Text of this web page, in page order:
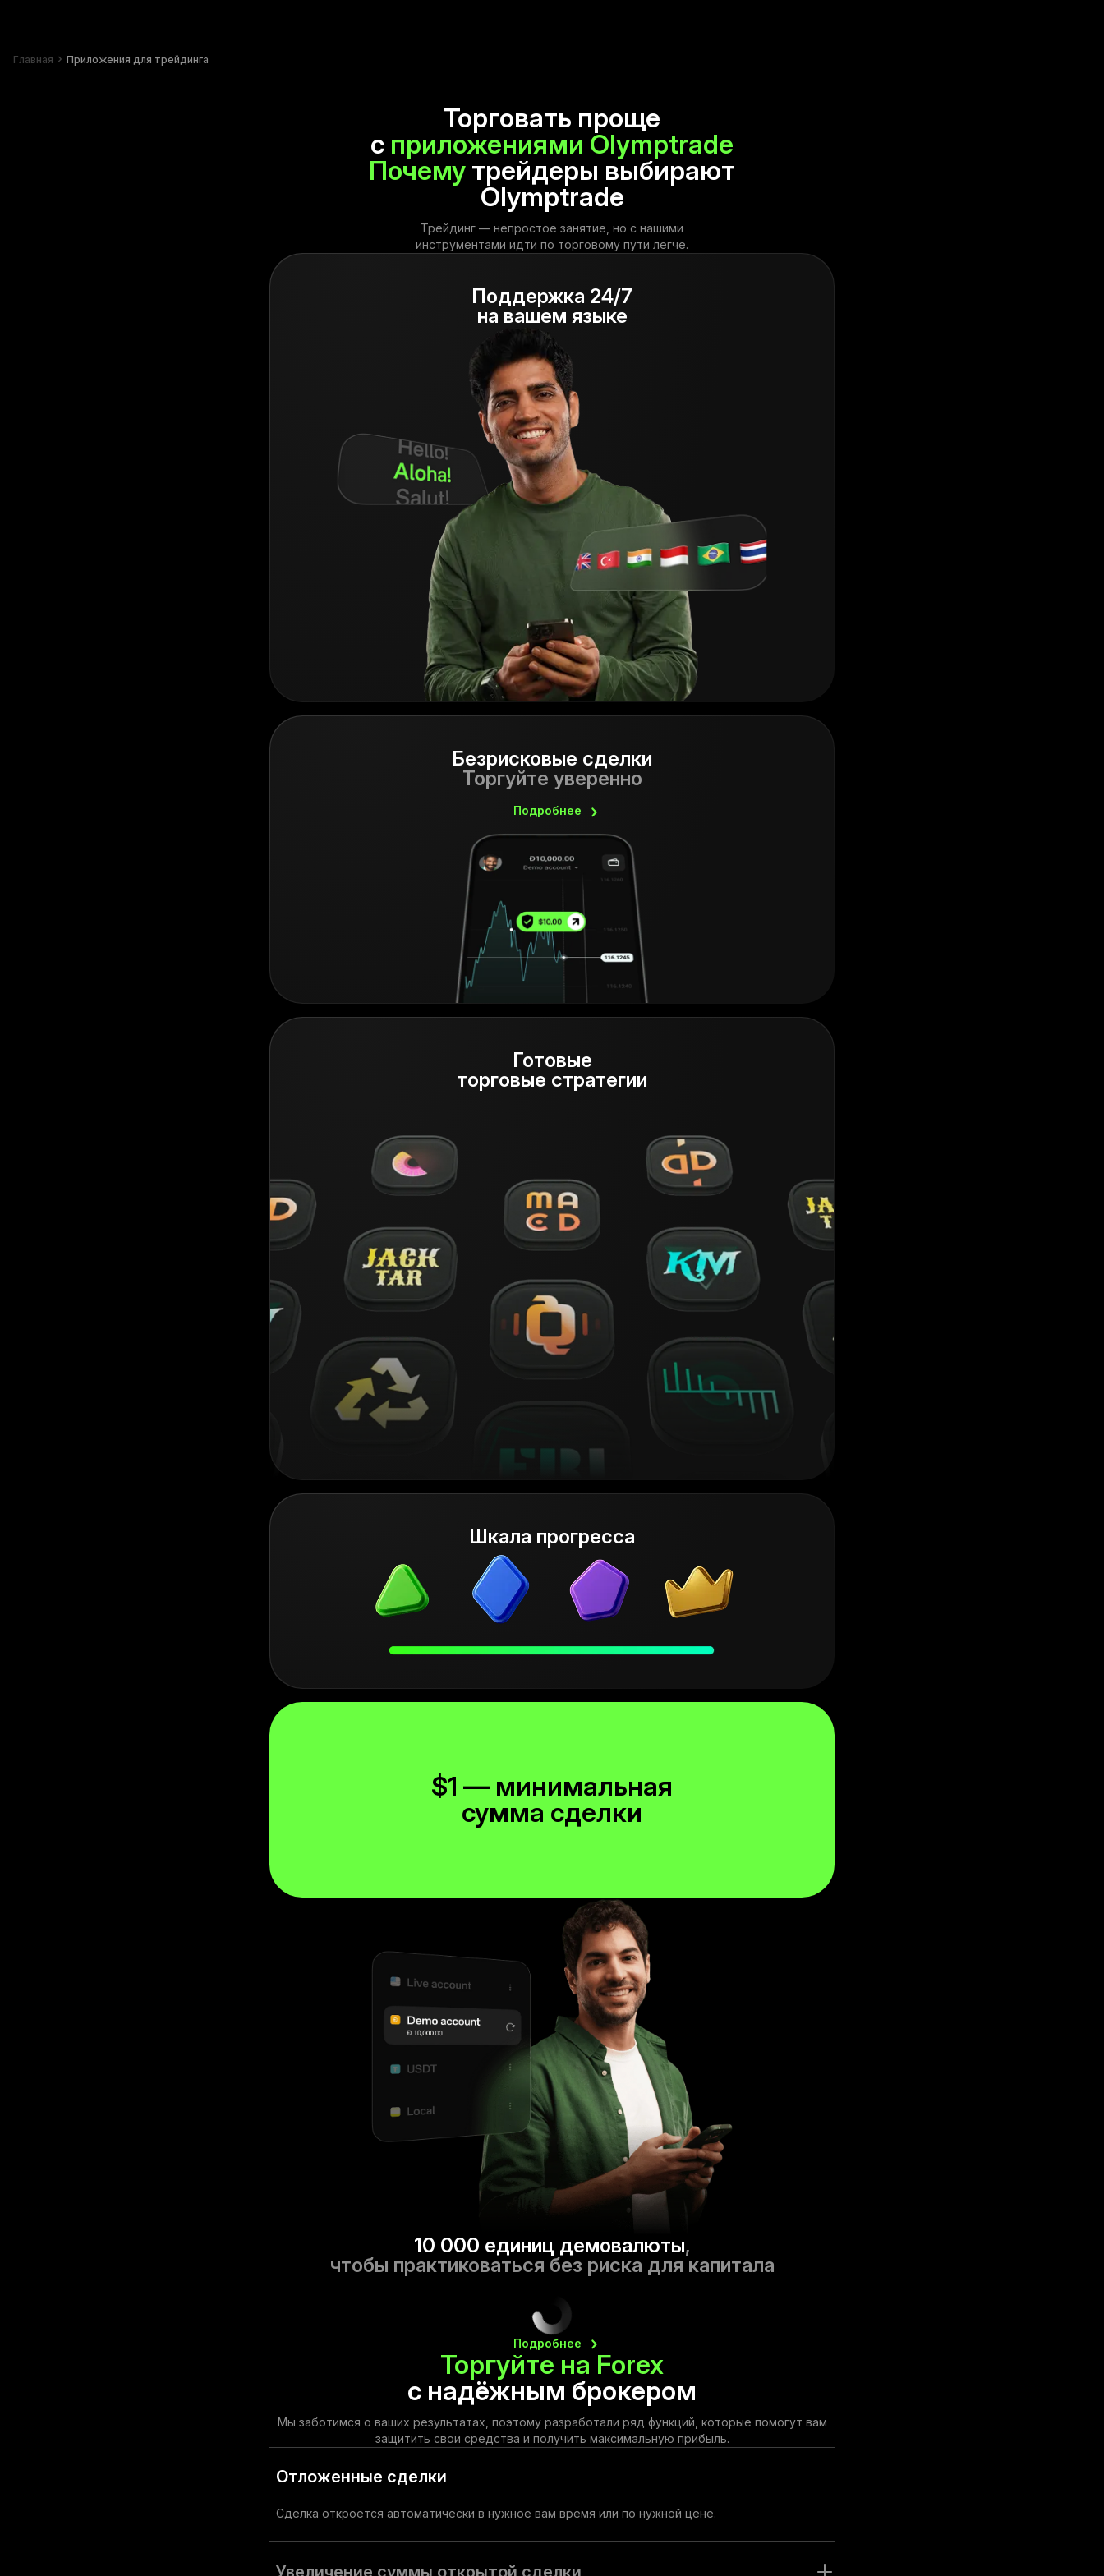
Главная Приложения для трейдинга
Торговать проще
с приложениями Olymptrade
Почему трейдеры выбирают
Olymptrade
Трейдинг — непростое занятие, но с нашими
инструментами идти по торговому пути легче.
Поддержка 24/7
на вашем языке
Безрисковые сделки
Торгуйте уверенно
Подробнее
Готовые
торговые стратегии
Шкала прогресса
$1 — минимальная
сумма сделки
10 000 единиц демовалюты,
чтобы практиковаться без риска для капитала
Подробнее
Торгуйте на Forex
с надёжным брокером
Мы заботимся о ваших результатах, поэтому разработали ряд функций, которые помогут вам
защитить свои средства и получить максимальную прибыль.
Отложенные сделки
Сделка откроется автоматически в нужное вам время или по нужной цене.
Увеличение суммы открытой сделки